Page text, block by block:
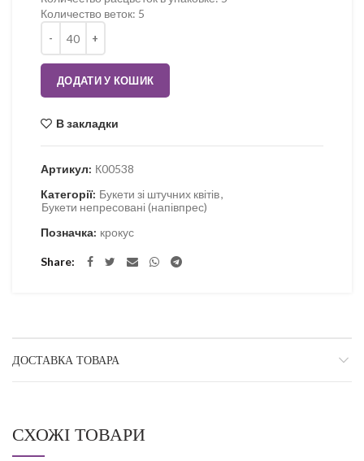
Количество веток: 5
ДОДАТИ У КОШИК
В закладки
Артикул: К00538
Категорії: Букети зі штучних квітів,
Букети непресовані (напівпрес)
Позначка: крокус
Share
ДОСТАВКА ТОВАРА
СХОЖІ ТОВАРИ